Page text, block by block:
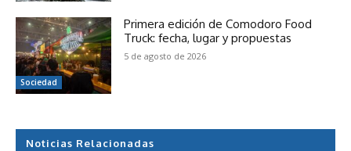
Sociedad
Primera edición de Comodoro Food
Truck: fecha, lugar y propuestas
5 de agosto de 2026
Noticias Relacionadas